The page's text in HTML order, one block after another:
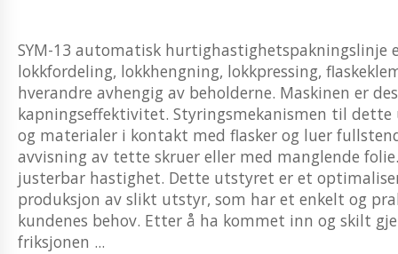
SYM-13 automatisk hurtighastighetspakningslinje
lokkfordeling, lokkhengning, lokkpressing,
hverandre avhengig av beholderne. Maskinen er
kapningseffektivitet. Styringsmekanismen til
og materialer i kontakt med flasker og luer
avvisning av tette skruer eller med manglende
justerbar hastighet. Dette utstyret er et
produksjon av slikt utstyr, som har et enkelt og
kundenes behov. Etter å ha kommet inn og skilt
friksjonen ...